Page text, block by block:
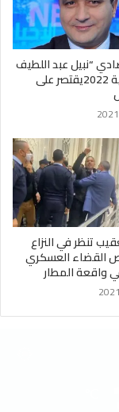
“نبيل عبد اللطيف
“قانون مالية 2022يقتصر على
تنظر في النزاع
القضاء العسكري
واقعة المطار